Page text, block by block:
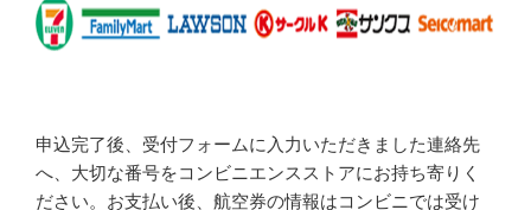
申込完了後、受付フォームに入力いただきました連絡先
へ、大切な番号をコンビニエンスストアにお持ち寄りく
ださい。お支払い後、航空券の情報はコンビニでは受け